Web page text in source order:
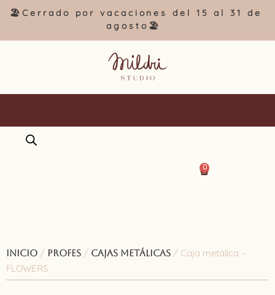
🏖️Cerrado por vacaciones del 15 al 31 de
agosto🏖️
0
Inicio / Profes / Cajas metálicas / Caja metálica –
FLOWERS